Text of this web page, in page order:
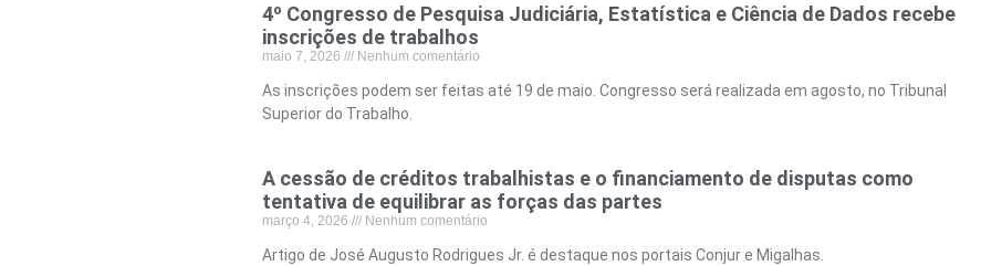
4º Congresso de Pesquisa Judiciária, Estatística e Ciência de Dados recebe
inscrições de trabalhos
maio 7, 2026 Nenhum comentário
As inscrições podem ser feitas até 19 de maio. Congresso será realizada em agosto, no Tribunal
Superior do Trabalho.
A cessão de créditos trabalhistas e o financiamento de disputas como
tentativa de equilibrar as forças das partes
março 4, 2026 Nenhum comentário
Artigo de José Augusto Rodrigues Jr. é destaque nos portais Conjur e Migalhas.